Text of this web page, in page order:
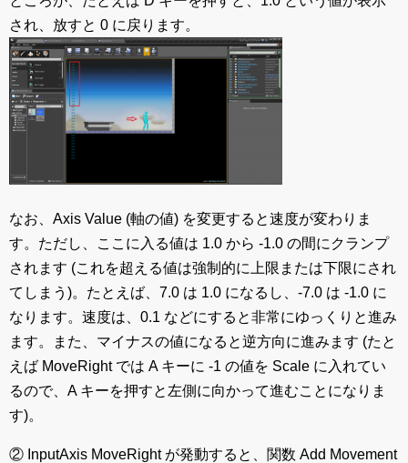
され、放すと 0 に戻ります。
なお、Axis Value (軸の値) を変更すると速度が変わりま
す。ただし、ここに入る値は 1.0 から -1.0 の間にクランプ
されます (これを超える値は強制的に上限または下限にされ
てしまう)。たとえば、7.0 は 1.0 になるし、-7.0 は -1.0 に
なります。速度は、0.1 などにすると非常にゆっくりと進み
ます。また、マイナスの値になると逆方向に進みます (たと
えば MoveRight では A キーに -1 の値を Scale に入れてい
るので、A キーを押すと左側に向かって進むことになりま
す)。
② InputAxis MoveRight が発動すると、関数 Add Movement